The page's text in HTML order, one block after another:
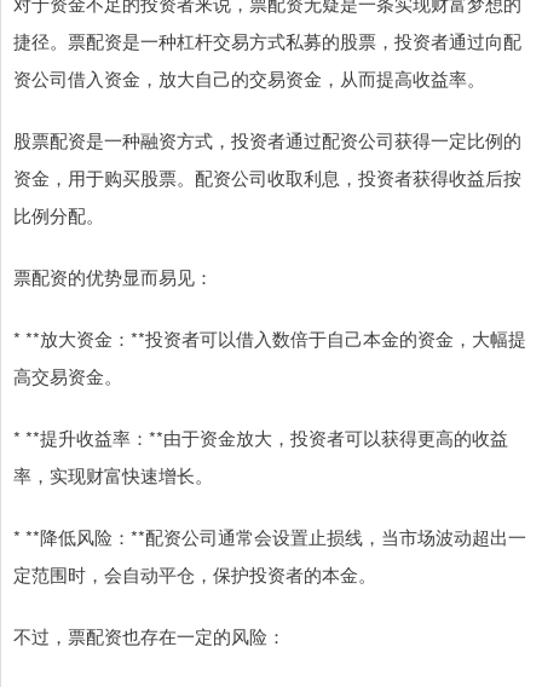
捷径。票配资是一种杠杆交易方式私募的股票，投资者通过向配
资公司借入资金，放大自己的交易资金，从而提高收益率。
股票配资是一种融资方式，投资者通过配资公司获得一定比例的
资金，用于购买股票。配资公司收取利息，投资者获得收益后按
比例分配。
票配资的优势显而易见：
* **放大资金：**投资者可以借入数倍于自己本金的资金，大幅提
高交易资金。
* **提升收益率：**由于资金放大，投资者可以获得更高的收益
率，实现财富快速增长。
* **降低风险：**配资公司通常会设置止损线，当市场波动超出一
定范围时，会自动平仓，保护投资者的本金。
不过，票配资也存在一定的风险：